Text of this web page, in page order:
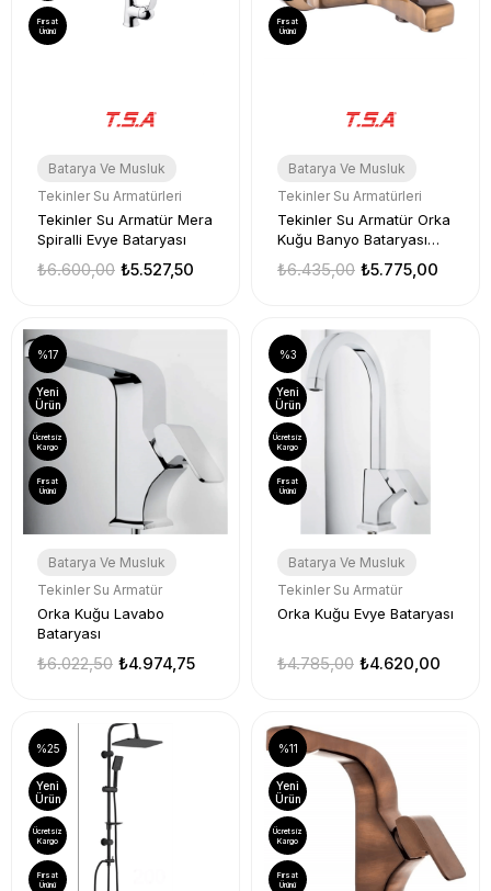
Batarya Ve Musluk
Tekinler Su Armatürleri
Tekinler Su Armatür Mera
Spiralli Evye Bataryası
₺5.527,50
₺6.600,00
Fırsat
Ürünü
Batarya Ve Musluk
Tekinler Su Armatürleri
Tekinler Su Armatür Orka
Kuğu Banyo Bataryası
₺5.775,00
₺6.435,00
Fırsat
Ürünü
Batarya Ve Musluk
Tekinler Su Armatür
Orka Kuğu Lavabo
Bataryası
₺4.974,75
₺6.022,50
%17
Yeni
Ürün
Ücretsiz
Kargo
Fırsat
Ürünü
Batarya Ve Musluk
Tekinler Su Armatür
Orka Kuğu Evye Bataryası
₺4.620,00
₺4.785,00
%3
Yeni
Ürün
Ücretsiz
Kargo
Fırsat
Ürünü
%25
Yeni
Ürün
Ücretsiz
Kargo
Fırsat
Ürünü
%11
Yeni
Ürün
Ücretsiz
Kargo
Fırsat
Ürünü